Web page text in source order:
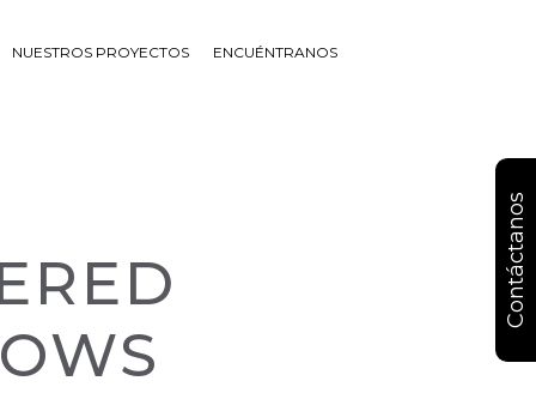
NUESTROS PROYECTOS ENCUÉNTRANOS
Contáctanos